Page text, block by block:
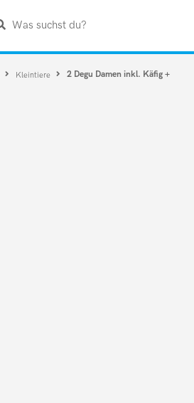
Was suchst du?
Kleintiere
2 Degu Damen inkl. Käfig +